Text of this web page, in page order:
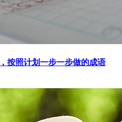
按照计划一步一步做的成语